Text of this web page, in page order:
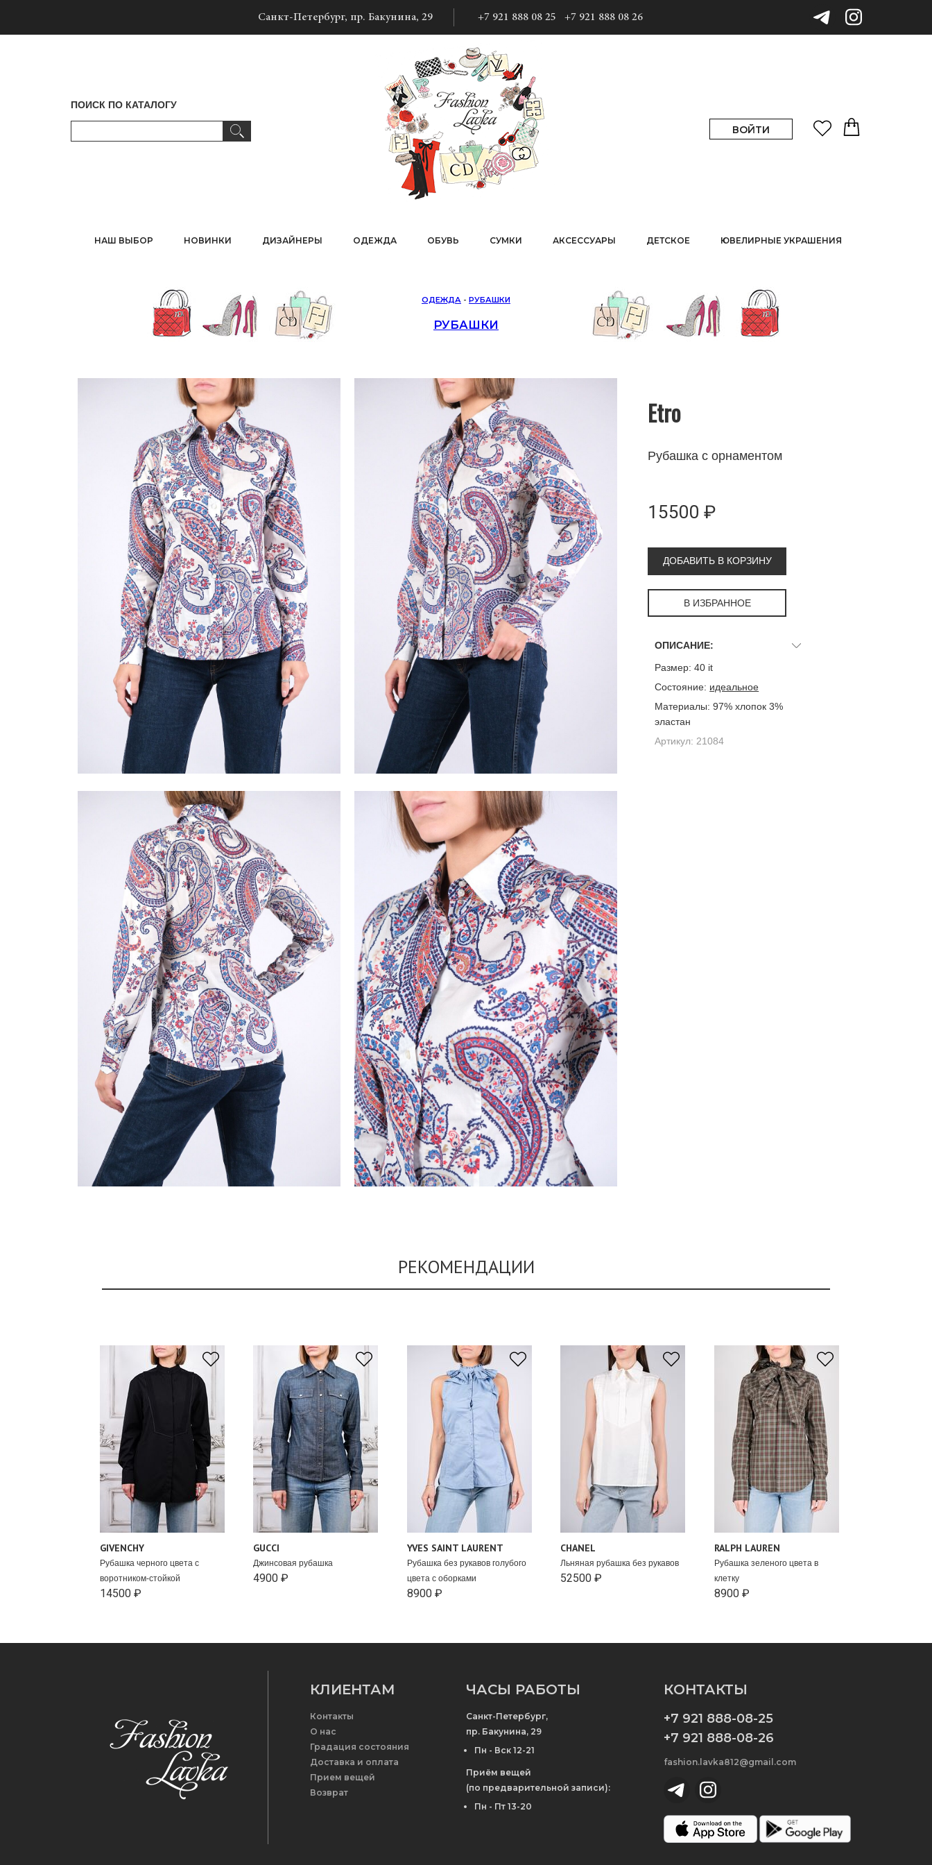
Санкт-Петербург, пр. Бакунина, 29 +7 921 888 08 25 +7 921 888 08 26
ПОИСК ПО КАТАЛОГУ
ВОЙТИ
НАШ ВЫБОР НОВИНКИ ДИЗАЙНЕРЫ ОДЕЖДА ОБУВЬ СУМКИ АКСЕССУАРЫ ДЕТСКОЕ ЮВЕЛИРНЫЕ УКРАШЕНИЯ
ОДЕЖДА - РУБАШКИ
РУБАШКИ
Etro
Рубашка с орнаментом
15500 ₽
ДОБАВИТЬ В КОРЗИНУ
В ИЗБРАННОЕ
ОПИСАНИЕ:
Размер: 40 it
Состояние: идеальное
Материалы: 97% хлопок 3%
эластан
Артикул: 21084
РЕКОМЕНДАЦИИ
GIVENCHY
Рубашка черного цвета с
воротником-стойкой
14500 ₽
GUCCI
Джинсовая рубашка
4900 ₽
YVES SAINT LAURENT
Рубашка без рукавов голубого
цвета с оборками
8900 ₽
CHANEL
Льняная рубашка без рукавов
52500 ₽
RALPH LAUREN
Рубашка зеленого цвета в
клетку
8900 ₽
КЛИЕНТАМ
Контакты
О нас
Градация состояния
Доставка и оплата
Прием вещей
Возврат
ЧАСЫ РАБОТЫ
Санкт-Петербург,
пр. Бакунина, 29
Пн - Вск 12-21
Приём вещей
(по предварительной записи):
Пн - Пт 13-20
КОНТАКТЫ
+7 921 888-08-25
+7 921 888-08-26
fashion.lavka812@gmail.com